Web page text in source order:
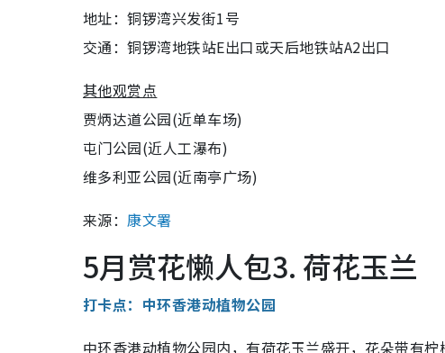
地址：铜锣湾兴发街1号
交通：铜锣湾地铁站E出口或天后地铁站A2出口
其他观赏点
贾炳达道公园(近单车场)
屯门公园(近人工瀑布)
维多利亚公园(近南亭广场)
来源：康文署
5月赏花懒人包3. 荷花玉兰
打卡点：中环香港动植物公园
中环香港动植物公园内，有荷花玉兰盛开，花朵带有